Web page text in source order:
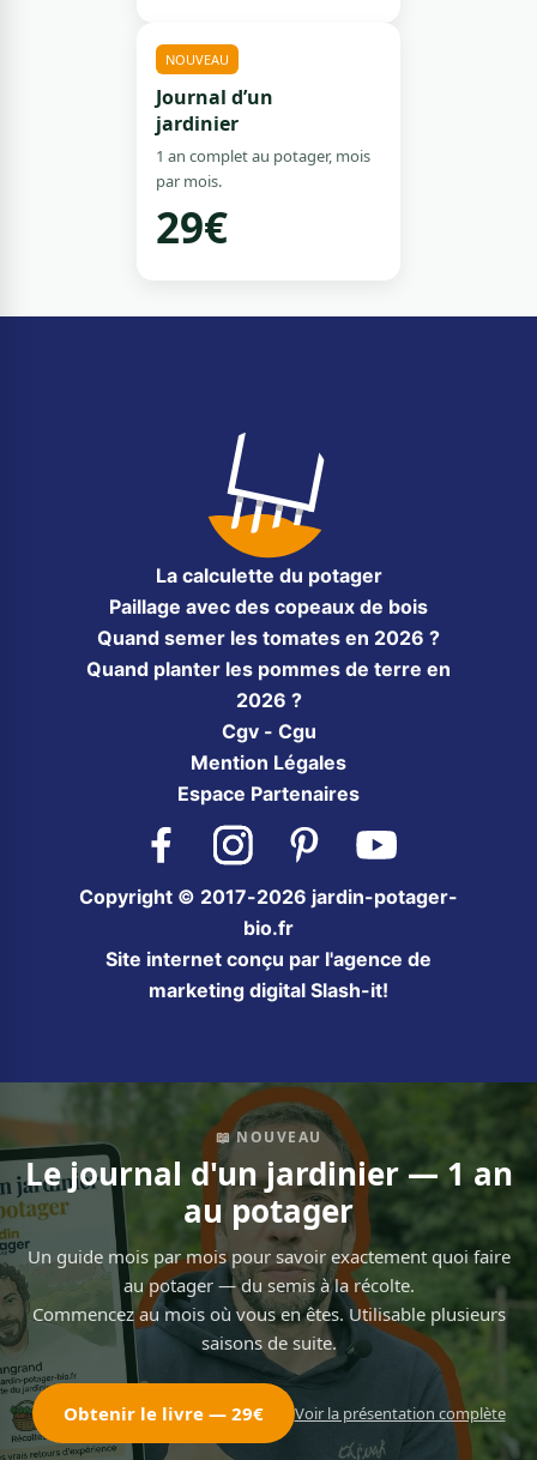
NOUVEAU
Journal d’un
jardinier
1 an complet au potager, mois
par mois.
29€
La calculette du potager
Paillage avec des copeaux de bois
Quand semer les tomates en 2026 ?
Quand planter les pommes de terre en
2026 ?
Cgv - Cgu
Mention Légales
Espace Partenaires
Facebook InstagramPinterest
Copyright © 2017-2026 jardin-potager-
bio.fr
Site internet conçu par l'agence de
marketing digital Slash-it!
📖 NOUVEAU
Le journal d'un jardinier — 1 an
au potager
Un guide mois par mois pour savoir exactement quoi faire
au potager — du semis à la récolte.
Commencez au mois où vous en êtes. Utilisable plusieurs
saisons de suite.
Obtenir le livre — 29€ Voir la présentation complète